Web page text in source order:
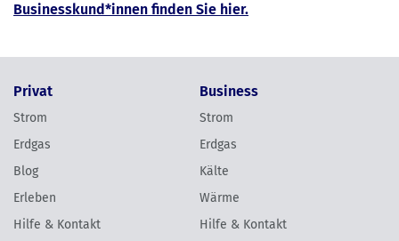
Businesskund*innen finden Sie hier.
Privat
Strom
Erdgas
Blog
Erleben
Hilfe & Kontakt
Business
Strom
Erdgas
Kälte
Wärme
Hilfe & Kontakt